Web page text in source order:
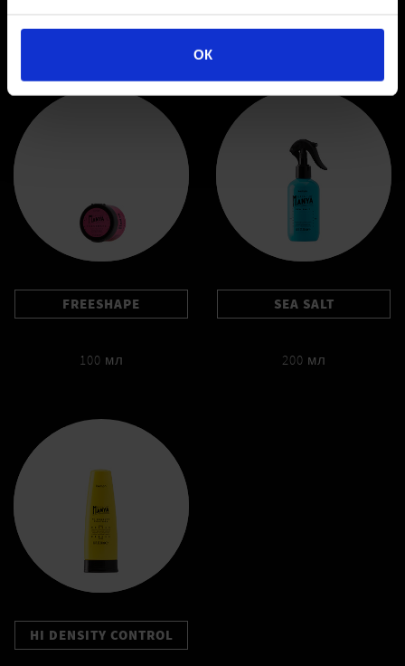
ОК
Сопутствующие элементы
FREESHAPE
100 мл
SEA SALT
200 мл
HI DENSITY CONTROL